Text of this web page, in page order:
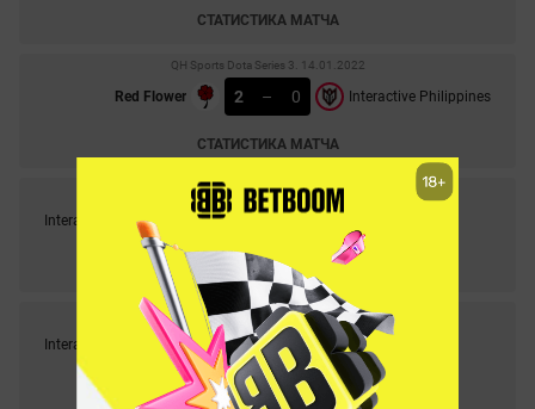
СТАТИСТИКА МАТЧА
QH Sports Dota Series 3. 14.01.2022
Red Flower 2 – 0 Interactive Philippines
СТАТИСТИКА МАТЧА
DPC ЮВА 21/22: BTS Tour 1 - Division 2. 13.01.2022
Interactive Philippines
СТАТИСТИКА МАТЧА
QH Sports Dota Series 3. 12.01.2022
Interactive Philippines 0 – Summit Gaming
СТАТИСТИКА МАТЧА